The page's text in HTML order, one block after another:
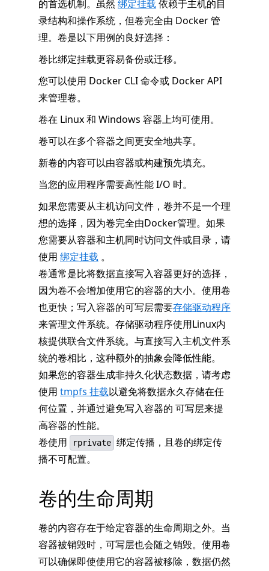
的首选机制。虽然 绑定挂载依赖于主机的目
录结构和操作系统，但卷完全由 Docker 管
理。卷是以下用例的良好选择：
卷比绑定挂载更容易备份或迁移。
您可以使用 Docker CLI 命令或 Docker API
来管理卷。
卷在 Linux 和 Windows 容器上均可使用。
卷可以在多个容器之间更安全地共享。
新卷的内容可以由容器或构建预先填充。
当您的应用程序需要高性能 I/O 时。
如果您需要从主机访问文件，卷并不是一个理
想的选择，因为卷完全由Docker管理。如果
您需要从容器和主机同时访问文件或目录，请
使用 绑定挂载 。
卷通常是比将数据直接写入容器更好的选择，
因为卷不会增加使用它的容器的大小。使用卷
也更快；写入容器的可写层需要存储驱动程序
来管理文件系统。存储驱动程序使用Linux内
核提供联合文件系统。与直接写入主机文件系
统的卷相比，这种额外的抽象会降低性能。
如果您的容器生成非持久化状态数据，请考虑
使用 tmpfs 挂载以避免将数据永久存储在任
何位置，并通过避免写入容器的 可写层来提
高容器的性能。
卷使用
rprivate 绑定传播，且卷的绑定传
播不可配置。
卷的生命周期
卷的内容存在于给定容器的生命周期之外。当
容器被销毁时，可写层也会随之销毁。使用卷
可以确保即使使用它的容器被移除，数据仍然